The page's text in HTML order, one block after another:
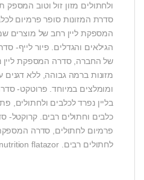
ולחתולים מזון זול וטוב
סדרת המזונות סופר פרמיום
המספקת ליין רחב של מוצרים
הגילאים והגדלים. פיור לייף-
של החברה, סדרה המספקת ליין
מזונות ברמה גבוהה, ללא דגנים
ומומלצים במיוחד. פרוטקט-
בליין נפרד לכלבים ולחתולים,
כלבים וחתולים רבים. קרוקטל-
פרמיום לחתולים, סדרה
לחתולים רבים. sopral pro nutrition flatazor.